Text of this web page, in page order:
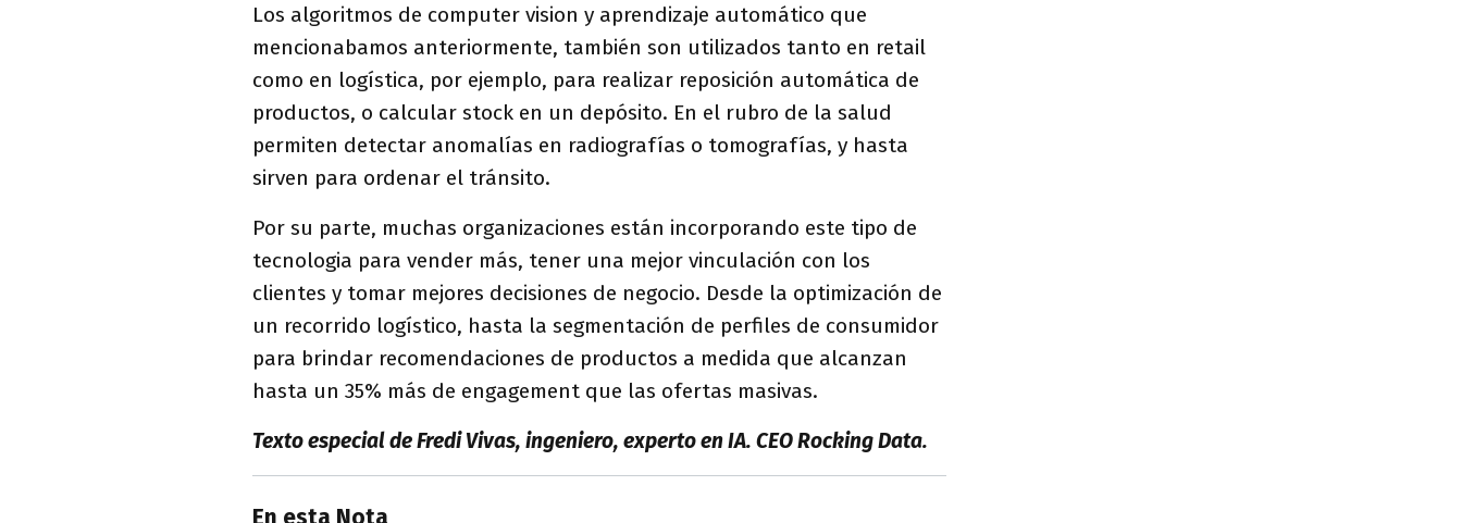
Los algoritmos de computer vision y aprendizaje automático que
mencionabamos anteriormente, también son utilizados tanto en retail
como en logística, por ejemplo, para realizar reposición automática de
productos, o calcular stock en un depósito. En el rubro de la salud
permiten detectar anomalías en radiografías o tomografías, y hasta
sirven para ordenar el tránsito.
Por su parte, muchas organizaciones están incorporando este tipo de
tecnologia para vender más, tener una mejor vinculación con los
clientes y tomar mejores decisiones de negocio. Desde la optimización de
un recorrido logístico, hasta la segmentación de perfiles de consumidor
para brindar recomendaciones de productos a medida que alcanzan
hasta un 35% más de engagement que las ofertas masivas.
Texto especial de Fredi Vivas, ingeniero, experto en IA. CEO Rocking Data.